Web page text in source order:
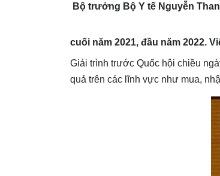
Bộ trưởng Bộ Y tế Nguyễn
cuối năm 2021, đầu năm 2022.
Giải trình trước Quốc hội chiều
quả trên các lĩnh vực như mua,